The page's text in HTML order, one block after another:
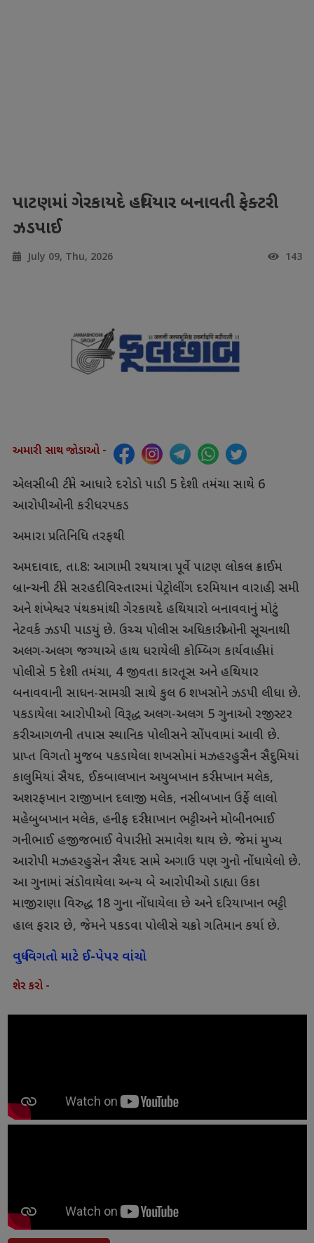
પાટણમાં ગેરકાયદે હથિયાર બનાવતી ફેક્ટરી
ઝડપાઈ
July 09, Thu, 2026 143
અમારી સાથ જોડાઓ -
એલસીબી ટીમે આધારે દરોડો પાડી 5 દેશી તમંચા સાથે 6
આરોપીઓની કરી ધરપકડ
અમારા પ્રતિનિધિ તરફથી
અમદાવાદ, તા.8: આગામી રથયાત્રા પૂર્વે પાટણ લોકલ ક્રાઈમ
બ્રાન્ચની ટીમે સરહદી વિસ્તારમાં પેટ્રોલીંગ દરમિયાન વારાહી, સમી
અને શંખેશ્વર પંથકમાંથી ગેરકાયદે હથિયારો બનાવવાનું મોટું
નેટવર્ક ઝડપી પાડયું છે. ઉચ્ચ પોલીસ અધિકારીઓની સૂચનાથી
અલગ-અલગ જગ્યાએ હાથ ધરાયેલી કોમ્બિગ કાર્યવાહીમાં
પોલીસે 5 દેશી તમંચા, 4 જીવતા કારતૂસ અને હથિયાર
બનાવવાની સાધન-સામગ્રી સાથે કુલ 6 શખસોને ઝડપી લીધા છે.
પકડાયેલા આરોપીઓ વિરૂદ્ધ અલગ-અલગ 5 ગુનાઓ રજીસ્ટર
કરી આગળની તપાસ સ્થાનિક પોલીસને સોંપવામાં આવી છે.
પ્રાપ્ત વિગતો મુજબ પકડાયેલા શખસોમાં મઝહરહુસૈન સૈદુમિયાં
કાલુમિયાં સૈયદ, ઈકબાલખાન અયુબખાન કરીમખાન મલેક,
અશરફખાન રાજીખાન દલાજી મલેક, નસીબખાન ઉર્ફે લાલો
મહેબુબખાન મલેક, હનીફ દરીયાખાન ભટ્ટી અને મોબીનભાઈ
ગનીભાઈ હજીજભાઈ વેપારીનો સમાવેશ થાય છે. જેમાં મુખ્ય
આરોપી મઝહરહુસેન સૈયદ સામે અગાઉ પણ ગુનો નોંધાયેલો છે.
આ ગુનામાં સંડોવાયેલા અન્ય બે આરોપીઓ ડાહ્યા ઉકા
માજીરાણા વિરુદ્ધ 18 ગુના નોંધાયેલા છે અને દરિયાખાન ભટ્ટી
હાલ ફરાર છે, જેમને પકડવા પોલીસે ચક્રો ગતિમાન કર્યા છે.
વધુ વિગતો માટે ઈ-પેપર વાંચો
શેર કરો -